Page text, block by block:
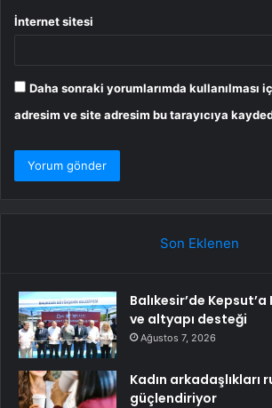
İnternet sitesi
Daha sonraki yorumlarımda kullanılması
adresim ve site adresim bu tarayıcıya
Son Eklenen
Balıkesir’de
ve altyapı desteği
Ağustos 7, 2026
Kadın arkadaşlıkları
güçlendiriyor